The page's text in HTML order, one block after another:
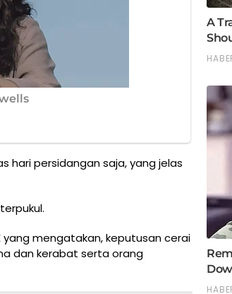
hari persidangan saja, yang jelas
mengatakan, keputusan cerai
dan kerabat serta orang